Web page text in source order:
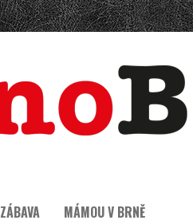
ZÁBAVA MÁMOU V BRNĚ